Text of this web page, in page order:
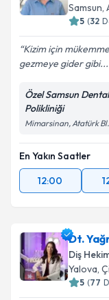
Samsun,
5 (32
Kizim için
gezmeye gider gibi...
Özel Samsun Dental
Polikliniği
Mimarsinan, Atatürk
En Yakın Saatler
12:00
Dt.
Diş
Yalova,
5 (77